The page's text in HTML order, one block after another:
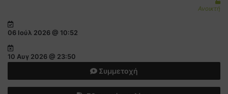
Ανοικτή
06 Ιούλ 2026 @ 10:52
10 Αυγ 2026 @ 23:50
Συμμετοχή